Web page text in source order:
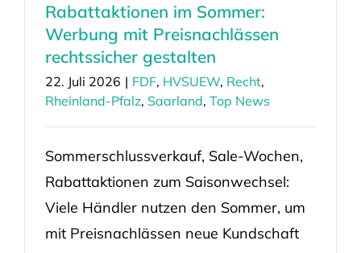
Rabattaktionen im Sommer:
Werbung mit Preisnachlässen
rechtssicher gestalten
22. Juli 2026 | FDF, HVSUEW, Recht,
Rheinland-Pfalz, Saarland, Top News
Sommerschlussverkauf, Sale-Wochen,
Rabattaktionen zum Saisonwechsel:
Viele Händler nutzen den Sommer, um
mit Preisnachlässen neue Kundschaft